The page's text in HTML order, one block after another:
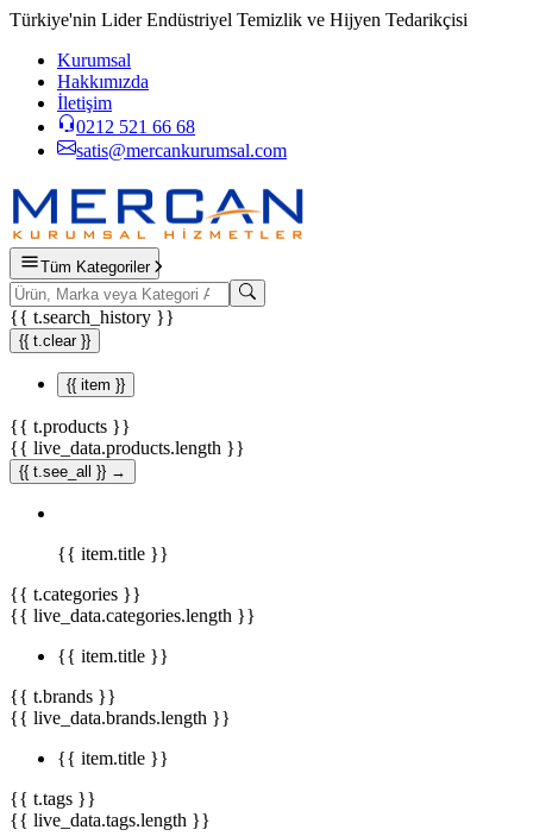
Türkiye'nin Lider Endüstriyel Temizlik ve Hijyen Tedarikçisi
Kurumsal
Hakkımızda
İletişim
0212 521 66 68
satis@mercankurumsal.com
Tüm Kategoriler
{{ t.search_history }}
{{ t.clear }}
{{ item }}
{{ t.products }}
{{ live_data.products.length }}
{{ t.see_all }} →
{{ item.title }}
{{ t.categories }}
{{ live_data.categories.length }}
{{ item.title }}
{{ t.brands }}
{{ live_data.brands.length }}
{{ item.title }}
{{ t.tags }}
{{ live_data.tags.length }}